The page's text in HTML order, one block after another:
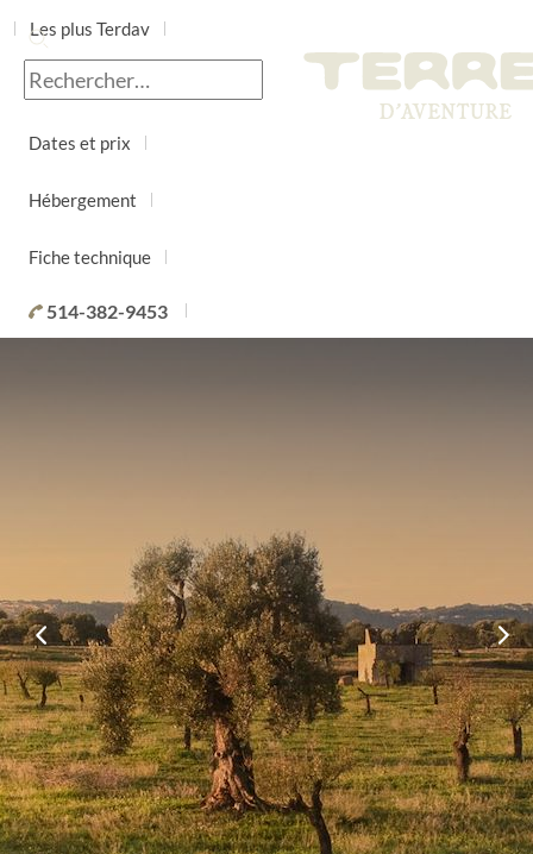
Les plus Terdav
Jour par jour
Dates et prix
Hébergement
Fiche technique
514-382-9453